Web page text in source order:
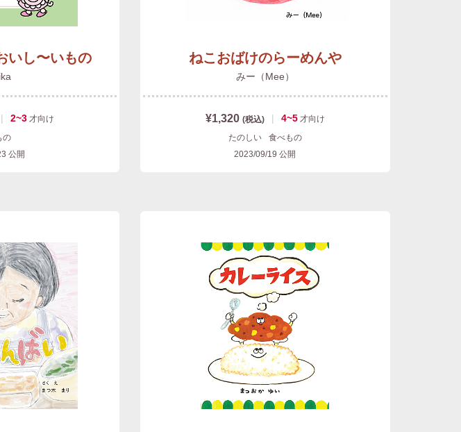
いし〜いもの
| 2~3 才向け
の
公開
ねこおばけのらーめんや
みー（Mee）
¥1,320 (税込) | 4~5 才向け
たのしい
食べもの
2023/09/19 公開